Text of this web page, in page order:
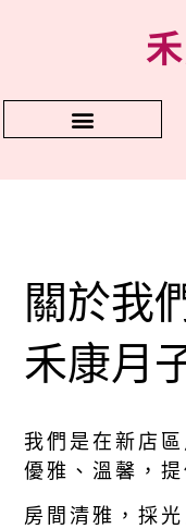
關於我
禾康月
我們是在新店
優雅、溫馨，
房間清雅，採